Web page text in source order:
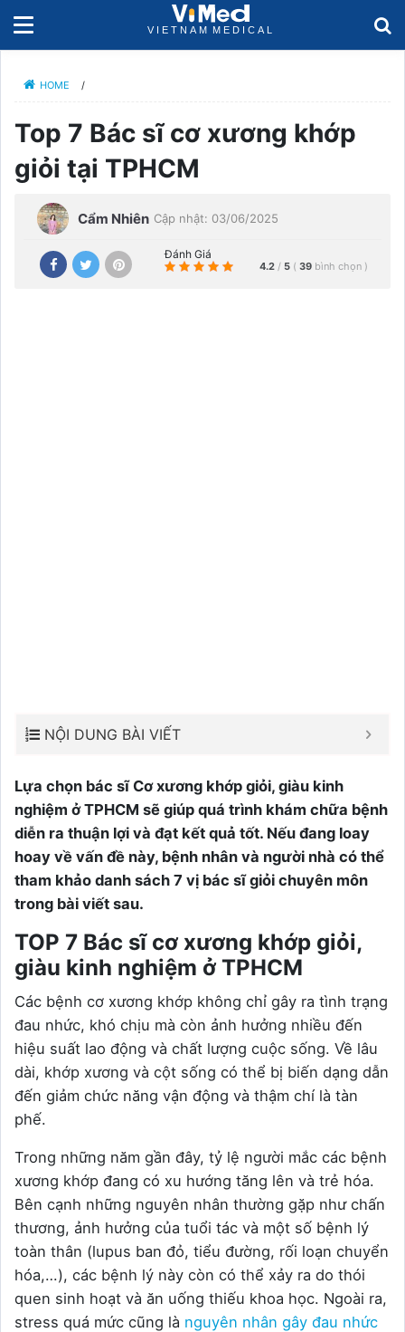
HOME /
Top 7 Bác sĩ cơ xương khớp
giỏi tại TPHCM
Cẩm Nhiên Cập nhật: 03/06/2025
Đánh Giá
4.2 / 5 ( 39 bình chọn )
NỘI DUNG BÀI VIẾT
Lựa chọn bác sĩ Cơ xương khớp giỏi, giàu kinh
nghiệm ở TPHCM sẽ giúp quá trình khám chữa bệnh
diễn ra thuận lợi và đạt kết quả tốt. Nếu đang loay
hoay về vấn đề này, bệnh nhân và người nhà có thể
tham khảo danh sách 7 vị bác sĩ giỏi chuyên môn
trong bài viết sau.
TOP 7 Bác sĩ cơ xương khớp giỏi,
giàu kinh nghiệm ở TPHCM
Các bệnh cơ xương khớp không chỉ gây ra tình trạng
đau nhức, khó chịu mà còn ảnh hưởng nhiều đến
hiệu suất lao động và chất lượng cuộc sống. Về lâu
dài, khớp xương và cột sống có thể bị biến dạng dẫn
đến giảm chức năng vận động và thậm chí là tàn
phế.
Trong những năm gần đây, tỷ lệ người mắc các bệnh
xương khớp đang có xu hướng tăng lên và trẻ hóa.
Bên cạnh những nguyên nhân thường gặp như chấn
thương, ảnh hưởng của tuổi tác và một số bệnh lý
toàn thân (lupus ban đỏ, tiểu đường, rối loạn chuyển
hóa,…), các bệnh lý này còn có thể xảy ra do thói
quen sinh hoạt và ăn uống thiếu khoa học. Ngoài ra,
stress quá mức cũng là nguyên nhân gây đau nhức